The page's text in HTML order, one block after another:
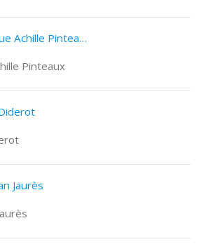
CIC Wavrin 111 Rue Achille Pinteaux
Pinteaux
Jaurès